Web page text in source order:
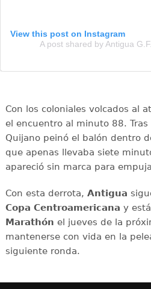
View this post on Instagram
A post shared by Antigua
Con los coloniales volcados al
el encuentro al minuto 88.
Quijano peinó el balón dentro
que apenas llevaba siete
apareció sin marca para
Con esta derrota, Antigua
Copa Centroamericana y
Marathón el jueves de la
mantenerse con vida en la
siguiente ronda.